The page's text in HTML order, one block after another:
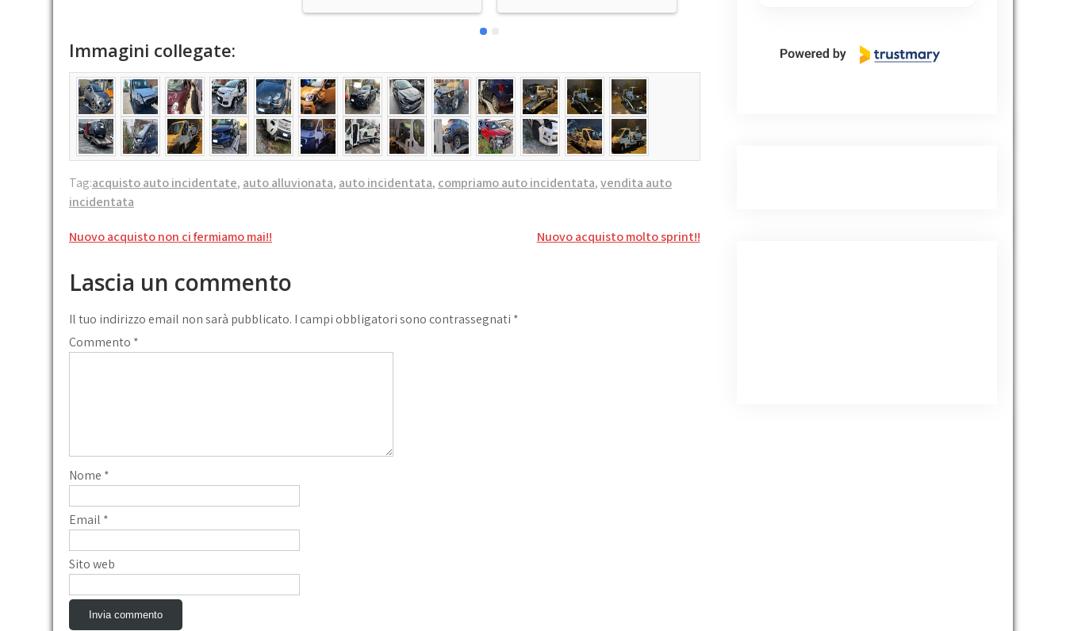
oggigiorno.Lo
consiglio.Grazie, vi terrò
presente in futuro.
Immagini collegate:
Tag:acquisto auto incidentate, auto alluvionata, auto incidentata, compriamo auto incidentata,vendita auto
incidentata
Navigazione
Nuovo acquisto non ci fermiamo mai!! Nuovo acquisto molto sprint!!
Lascia un commento
Il tuo indirizzo email non sarà pubblicato. I campi obbligatori sono contrassegnati *
Commento *
Nome *
Email *
Sito web